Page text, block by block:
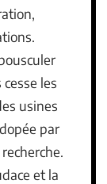
les
usines
par
et la